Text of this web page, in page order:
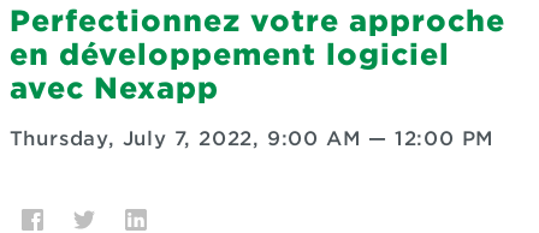
Perfectionnez votre approche
en développement logiciel
avec Nexapp
Thursday, July 7, 2022, 9:00 AM — 12:00 PM